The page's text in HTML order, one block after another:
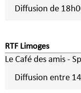
Diffusion de
RTF Limoges
Le Café des amis -
Diffusion entre